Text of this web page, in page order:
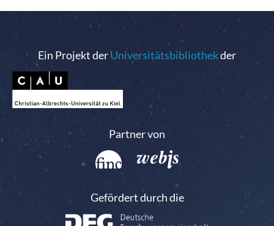
Ein Projekt derUniversitätsbibliothekder
Partner von
Gefördert durch die